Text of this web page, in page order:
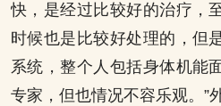
快，是经过比较好的治疗，
时候也是比较好处理的，但
系统，整个人包括身体机能
专家，但也情况不容乐观。”